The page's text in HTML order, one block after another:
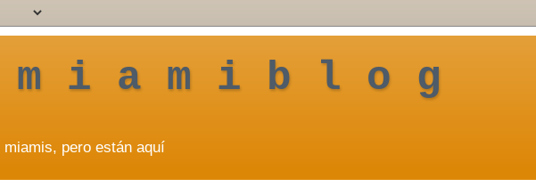
i a m i b l o g
miamis, pero están aquí